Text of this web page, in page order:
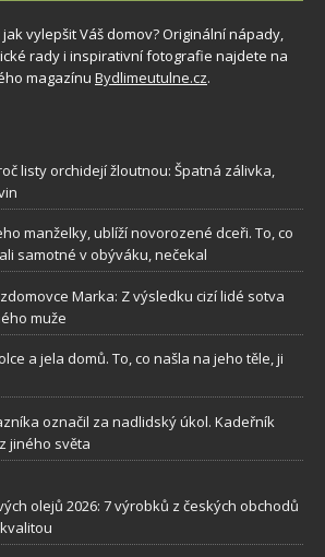
vylepšit Váš domov? Originální nápady,
rady i inspirativní fotografie najdete na
magazínu Bydlimeutulne.cz.
listy orchidejí žloutnou: Špatná zálivka,
manželky, ublíží novorozené dceři. To, co
samotné v obýváku, nečekal
Marka: Z výsledku cizí lidé sotva
muže
a jela domů. To, co našla na jeho těle, ji
označil za nadlidský úkol. Kadeřník
jiného světa
olejů 2026: 7 výrobků z českých obchodů